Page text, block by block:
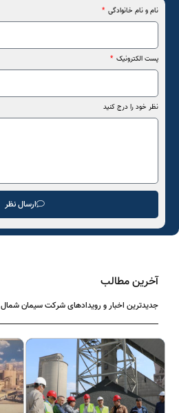
نام و نام خانوادگی
پست الکترونیک
نظر خود را درج کنید
ارسال نظر
آخرین مطالب
جدیدترین اخبار و رویدادهای شرکت سیمان شمال